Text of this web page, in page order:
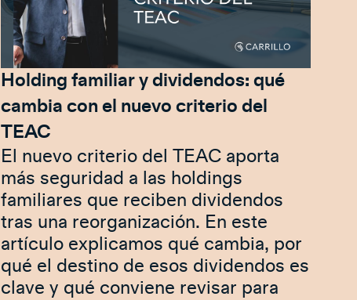
Holding familiar y dividendos: qué
cambia con el nuevo criterio del
TEAC
El nuevo criterio del TEAC aporta
más seguridad a las holdings
familiares que reciben dividendos
tras una reorganización. En este
artículo explicamos qué cambia, por
qué el destino de esos dividendos es
clave y qué conviene revisar para